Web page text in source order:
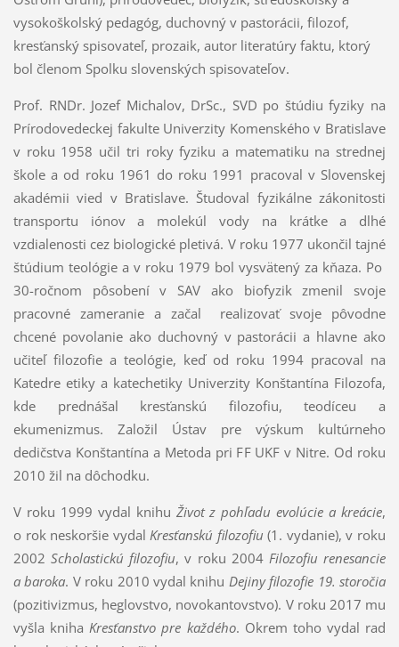
vysokoškolský pedagóg, duchovný v pastorácii, filozof,
kresťanský spisovateľ, prozaik, autor literatúry faktu, ktorý
bol členom Spolku slovenských spisovateľov.
Prof. RNDr. Jozef Michalov, DrSc., SVD po štúdiu fyziky na
Prírodovedeckej fakulte Univerzity Komenského v Bratislave
v roku 1958 učil tri roky fyziku a matematiku na strednej
škole a od roku 1961 do roku 1991 pracoval v Slovenskej
akadémii vied v Bratislave. Študoval fyzikálne zákonitosti
transportu iónov a molekúl vody na krátke a dlhé
vzdialenosti cez biologické pletivá. V roku 1977 ukončil tajné
štúdium teológie a v roku 1979 bol vysvätený za kňaza. Po
30-ročnom pôsobení v SAV ako biofyzik zmenil svoje
pracovné zameranie a začal realizovať svoje pôvodne
chcené povolanie ako duchovný v pastorácii a hlavne ako
učiteľ filozofie a teológie, keď od roku 1994 pracoval na
Katedre etiky a katechetiky Univerzity Konštantína Filozofa,
kde prednášal kresťanskú filozofiu, teodíceu a
ekumenizmus. Založil Ústav pre výskum kultúrneho
dedičstva Konštantína a Metoda pri FF UKF v Nitre. Od roku
2010 žil na dôchodku.
V roku 1999 vydal knihu Život z pohľadu evolúcie a kreácie,
o rok neskoršie vydalKresťanskú filozofiu (1. vydanie), v roku
2002 Scholastickú filozofiu, v roku 2004 Filozofiu renesancie
a baroka. V roku 2010 vydal knihu Dejiny filozofie 19. storočia
(pozitivizmus, heglovstvo, novokantovstvo). V roku 2017 mu
vyšla knihaKresťanstvo pre každého. Okrem toho vydal rad